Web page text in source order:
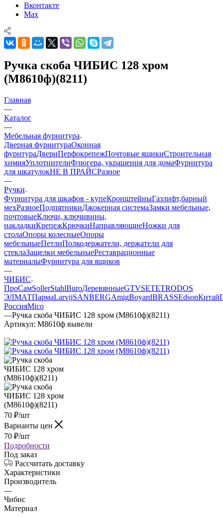
Вконтакте
Max
Ручка скоба ЧИБИС 128 хром
(М8610ф)(8211)
Главная
—
Каталог
—
Мебельная фурнитура
Дверная фурнитураОконная
фурнтураДвериПерфокрепежПочтовые ящикиСтроительная
химияУплотнителиФлюгера, украшения для домаФурнитура
для шкатулокНЕ В ПРАЙСРазное
—
Ручки
Фурнитура для шкафов - купеКронштейныГазлифт,барный
мехРазноеПодпятникиДжокерная системаЗамки мебельные,
почтовыеКлючи, ключивины,
накладкиКрепежКрючкиНаправляющиеНожки для
столаОпоры колесныеОпоры
мебельныеПетлиПолкодержатели, держатели для
стеклаЗащелки мебельныеРеставрационные
материалыФурнитура для ящиков
—
ЧИБИС
ПроСамSollerStahlBuroДеревянныеGTVSETETRODOS
ЭЛМАТПармаLarvijSANBERGAmigBoyardBRASSEdsonКитай
РоссияMico
—Ручка скоба ЧИБИС 128 хром (М8610ф)(8211)
Артикул: М8610ф вывели
70 ₽/шт
Варианты цен
70 ₽/шт
Подробности
Под заказ
Рассчитать доставку
Характеристики
Производитель
—
Чибис
Материал